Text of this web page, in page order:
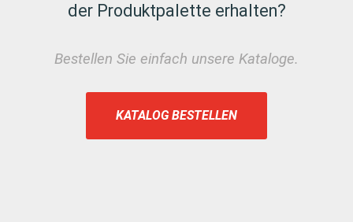
der Produktpalette erhalten?
Bestellen Sie einfach unsere Kataloge.
KATALOG BESTELLEN